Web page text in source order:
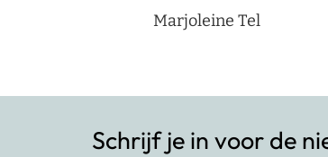
Marjoleine Tel
Schrijf je in voor de